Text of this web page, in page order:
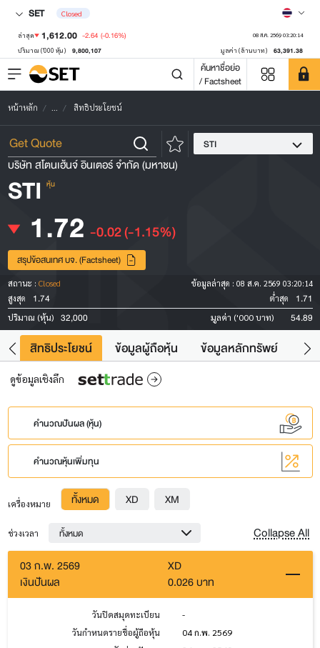
SET Closed
ล่าสุด 1,612.00 -2.64 (-0.16%) 08 ส.ค. 2569 03:20:14
ปริมาณ ('000 หุ้น) 9,800,107 มูลค่า (ล้านบาท) 63,391.38
ค้นหาชื่อย่อ
/ Factsheet
หน้าหลัก ... สิทธิประโยชน์
STI
บริษัท สโตนเฮ้นจ์ อินเตอร์ จำกัด (มหาชน)
STI หุ้น
1.72 -0.02(-1.15%)
สรุปข้อสนเทศ บจ. (Factsheet)
สถานะ : Closed ข้อมูลล่าสุด : 08 ส.ค. 2569 03:20:14
สูงสุด
1.74 ต่ำสุด 1.71
ปริมาณ (หุ้น) 32,000 มูลค่า ('000 บาท) 54.89
สิทธิประโยชน์ ข้อมูลผู้ถือหุ้น ข้อมูลหลักทรัพย์
ดูข้อมูลเชิงลึก
คำนวณปันผล (หุ้น)
คำนวณหุ้นเพิ่มทุน
เครื่องหมาย ทั้งหมด XD XM
ช่วงเวลา ทั้งหมด Collapse All
03 ก.พ. 2569
XD
เงินปันผล
0.026 บาท
วันปิดสมุดทะเบียน
-
วันกำหนดรายชื่อผู้ถือหุ้น
04 ก.พ. 2569